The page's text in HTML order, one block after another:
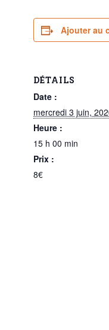
Ajouter au
DÉTAILS
Date :
mercredi 3 juin,
Heure :
15 h 00 min
Prix :
8€